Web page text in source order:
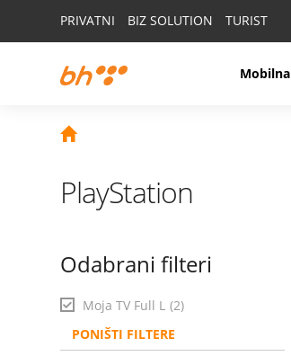
PRIVATNI BIZ SOLUTION TURIST
Mobilna
PlayStation
Odabrani filteri
Moja TV Full L (2)
PONIŠTI FILTERE